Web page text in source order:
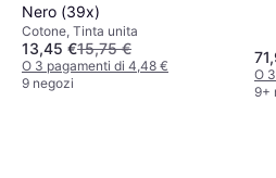
Nero (39x)
Cotone, Tinta unita
13,45 €15,75 €
O 3 pagamenti di 4,48 €
9 negozi
O
9+